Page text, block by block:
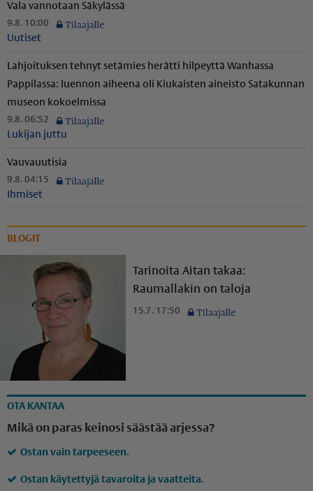
Vala vannotaan Säkylässä
9.8. 10:00
Uutiset
Lahjoituksen tehnyt setämies herätti hilpeyttä Wanhassa
Pappilassa: luennon aiheena oli Kiukaisten aineisto Satakunnan
museon kokoelmissa
9.8. 06:52
Lukijan juttu
Vauvauutisia
9.8. 04:15
Ihmiset
BLOGIT
Tarinoita Aitan takaa:
Raumallakin on taloja
15.7. 17:50
OTA KANTAA
Mikä on paras keinosi säästää arjessa?
Ostan vain tarpeeseen.
Ostan käytettyjä tavaroita ja vaatteita.